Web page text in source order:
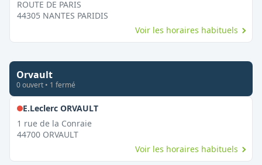
ROUTE DE PARIS
44305 NANTES PARIDIS
Voir les horaires habituels
Orvault
0ouvert • 1 fermé
E.Leclerc ORVAULT,
1 rue de la Conraie
44700 ORVAULT
Voir les horaires habituels